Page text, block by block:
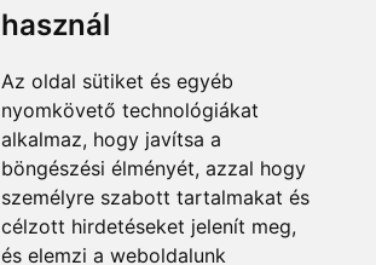
használ
Az oldal sütiket és egyéb
nyomkövető technológiákat
alkalmaz, hogy javítsa a
böngészési élményét, azzal hogy
személyre szabott tartalmakat és
célzott hirdetéseket jelenít meg,
és elemzi a weboldalunk